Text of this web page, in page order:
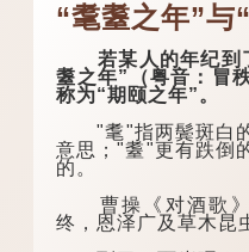
“耄耋之年”与
若某人的年纪到
耋之年”（粤音：冒
称为“期颐之年”。
"耄"指两鬓斑白的
意思；"耋"更有跌倒
的。
曹操《对酒歌》
终，恩泽广及草木昆